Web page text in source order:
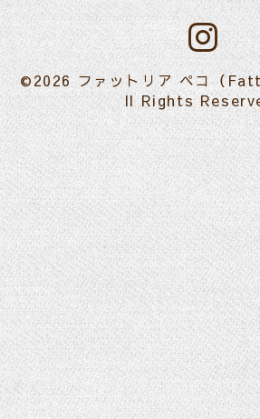
©2026 ファットリア ペコ（
ll Rights